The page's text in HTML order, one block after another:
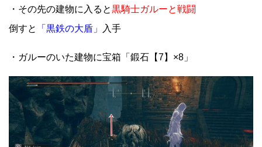
・その先の建物に入ると黒騎士ガルーと戦闘
倒すと
「黒鉄の大盾」 入手
・ガルーのいた建物に宝箱「鍛石【7】×8」